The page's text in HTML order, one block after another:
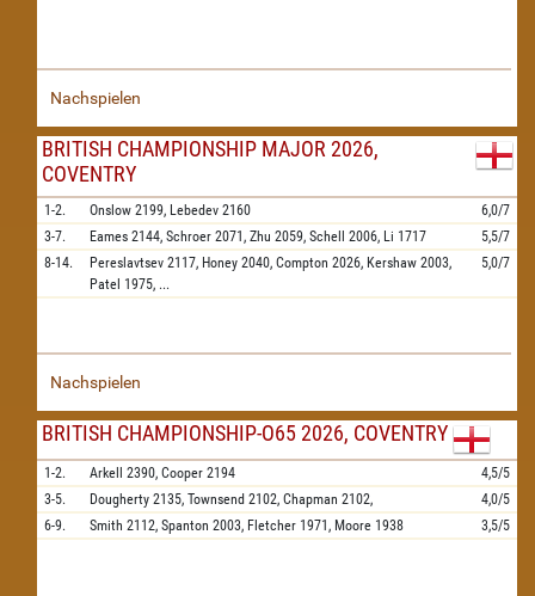
Nachspielen
BRITISH CHAMPIONSHIP MAJOR 2026,
COVENTRY
1-2. Onslow 2199, Lebedev 2160
6,0/7
3-7.
Eames 2144, Schroer 2071, Zhu 2059, Schell 2006, Li 1717
5,5/7
8-14.
Pereslavtsev 2117, Honey 2040, Compton 2026, Kershaw 2003,
Patel 1975, ...
5,0/7
Nachspielen
BRITISH CHAMPIONSHIP-O65 2026, COVENTRY
1-2. Arkell 2390, Cooper 2194
4,5/5
3-5.
Dougherty 2135, Townsend 2102, Chapman 2102,
4,0/5
6-9.
Smith 2112, Spanton 2003, Fletcher 1971, Moore 1938 3,5/5